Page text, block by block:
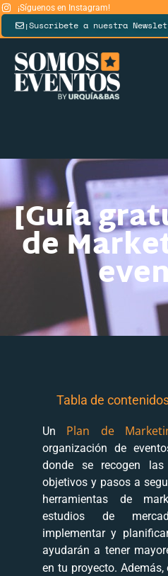
¡Síguenos en Instagram!
¡Suscríbete a nuestra
[Guía
de
Tabla de
Un Plan de
organización de
donde se recogen
objetivos y pasos a
herramientas de
estudios de
implementar y
ayudarán a tener
en tu proyecto. Además,